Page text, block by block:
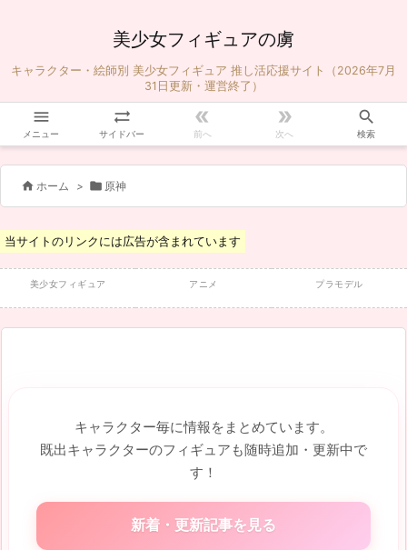
美少女フィギュアの虜
キャラクター・絵師別 美少女フィギュア 推し活応援サイト（2026年7月
31日更新・運営終了）

メニュー

サイドバー

前へ

次へ

検索
 ホーム >  原神
当サイトのリンクには広告が含まれています
美少女フィギュア アニメ プラモデル
キャラクター毎に情報をまとめています。
既出キャラクターのフィギュアも随時追加・更新中で
す！
新着・更新記事を見る